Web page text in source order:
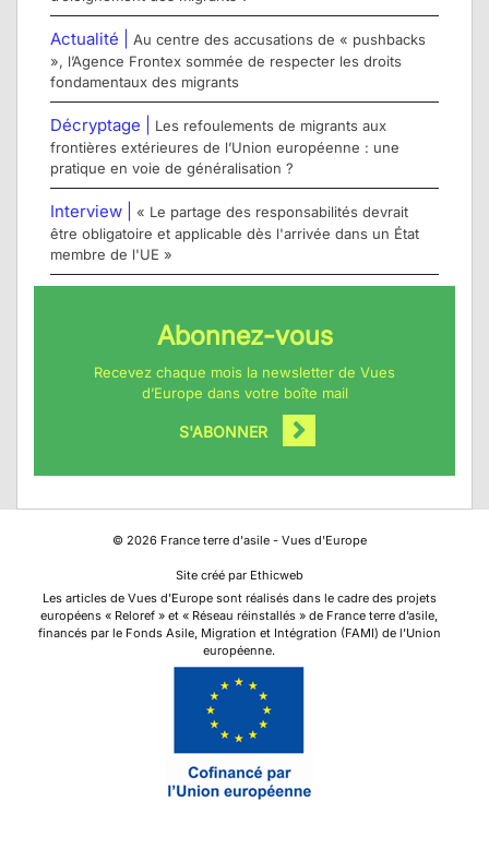
Actualité | Au centre des accusations de « pushbacks
», l’Agence Frontex sommée de respecter les droits
fondamentaux des migrants
Décryptage |
Les refoulements de migrants aux
frontières extérieures de l’Union européenne : une
pratique en voie de généralisation ?
Interview |
« Le partage des responsabilités devrait
être obligatoire et applicable dès l'arrivée dans un État
membre de l'UE »
Abonnez-vous
Recevez chaque mois la newsletter de Vues
d’Europe dans votre boîte mail
S'ABONNER
© 2026France terre d'asile - Vues d'Europe
Site créé par Ethicweb
Les articles de Vues d’Europe sont réalisés dans le cadre des projets
européens « Reloref » et « Réseau réinstallés » de France terre d’asile,
financés par le Fonds Asile, Migration et Intégration (FAMI) de l’Union
européenne.